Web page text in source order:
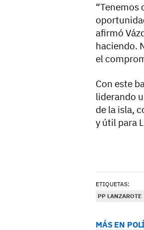
“Tenemos
afirmó
haciendo.
el
Con este
liderando
de la isla,
y útil para
ETIQUETAS:
PP LANZAROTE
MÁS EN